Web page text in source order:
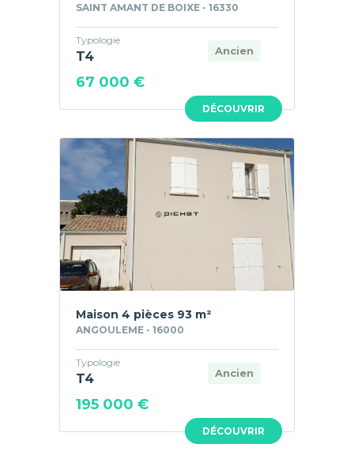
DÉCOUVRIR
SAINT AMANT DE BOIXE - 16330
Ancien
Typologie
T4
67 000 €
DÉCOUVRIR
Maison 4 pièces 93 m²
ANGOULEME - 16000
Ancien
Typologie
T4
195 000 €